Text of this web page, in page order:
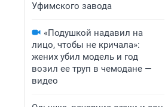
Уфимского завода
«Подушкой надавил на
лицо, чтобы не кричала»:
жених убил модель и год
возил ее труп в чемодане —
видео